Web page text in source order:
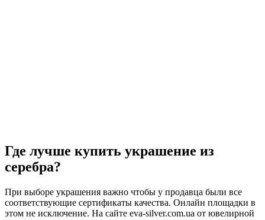
Где лучше купить украшение из
серебра?
При выборе украшения важно чтобы у продавца были все
соответствующие сертификаты качества. Онлайн площадки в
этом не исключение. На сайте eva-silver.com.ua от ювелирной